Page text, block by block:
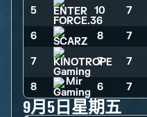
5 10 7
6 8 7
7 7 > 7
8 6 7
9月5日星期五